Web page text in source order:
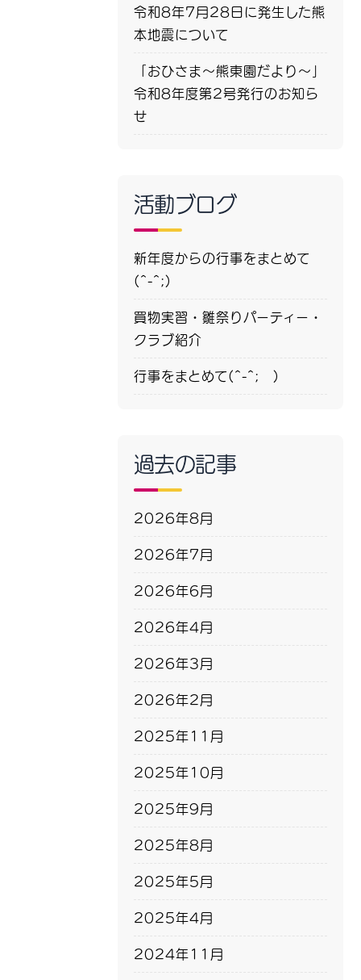
令和8年7月28日に発生した熊
本地震について
「おひさま～熊東園だより～」
令和8年度第2号発行のお知ら
せ
活動ブログ
新年度からの行事をまとめて
(^-^;)
買物実習・雛祭りパーティー・
クラブ紹介
行事をまとめて(^-^; )
過去の記事
2026年8月
2026年7月
2026年6月
2026年4月
2026年3月
2026年2月
2025年11月
2025年10月
2025年9月
2025年8月
2025年5月
2025年4月
2024年11月